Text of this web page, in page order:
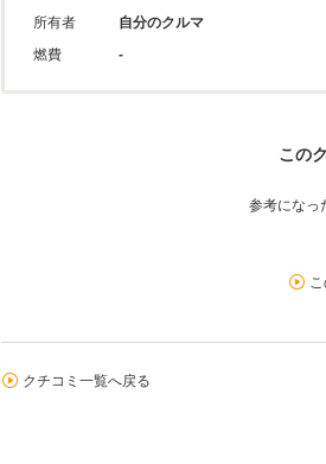
所有者
自分のクルマ
燃費
-
この
参考になっ
クチコミ一覧へ戻る